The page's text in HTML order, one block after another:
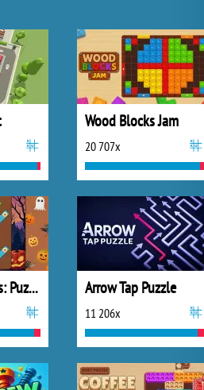
Wood Blocks Jam
20 707x
Bolts and Nuts: Puzzle Arrow Tap Puzzle
11 206x